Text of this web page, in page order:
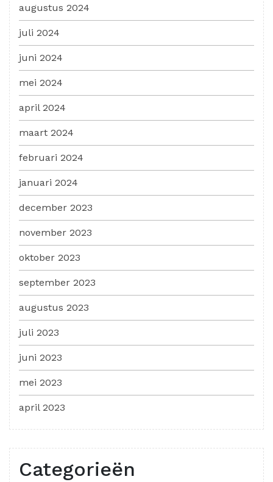
augustus 2024
juli 2024
juni 2024
mei 2024
april 2024
maart 2024
februari 2024
januari 2024
december 2023
november 2023
oktober 2023
september 2023
augustus 2023
juli 2023
juni 2023
mei 2023
april 2023
Categorieën